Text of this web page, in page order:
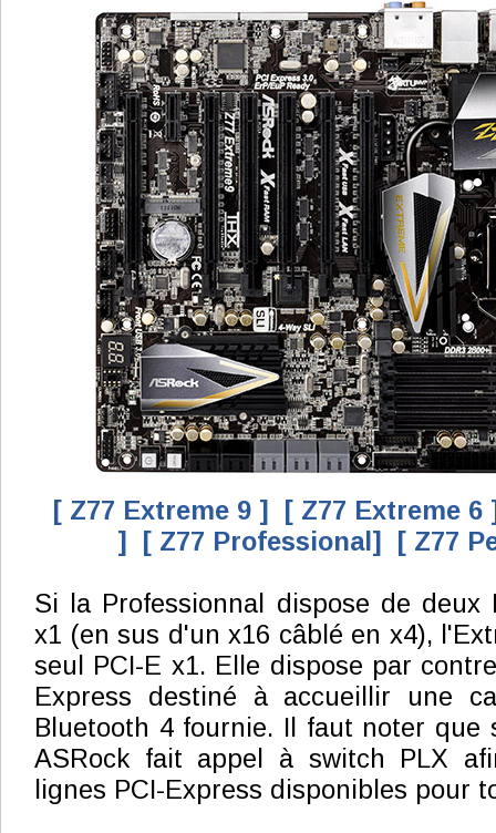
[ Z77 Extreme 9 ]
[ Z77 Extreme 6
]
[ Z77 Professional] [ Z77
Si la Professionnal dispose de deux
x1 (en sus d'un x16 câblé en x4),
seul PCI-E x1. Elle dispose par
Express destiné à accueillir une
Bluetooth 4 fournie. Il faut noter que
ASRock fait appel à switch PLX
lignes PCI-Express disponibles pour